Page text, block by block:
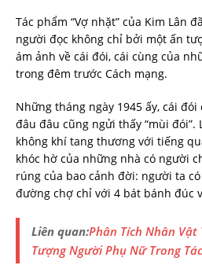
Tác phẩm “Vợ nhặt” của Kim Lân
người đọc không chỉ bởi một ấn
ám ảnh về cái đói, cái cùng của
trong đêm trước Cách mạng.
Những tháng ngày 1945 ấy, cái
đâu đâu cũng ngửi thấy “mùi đói”.
không khí tang thương với tiếng
khóc hờ của những nhà có người
rúng của bao cảnh đời: người ta
đường chợ chỉ với 4 bát bánh đúc
Liên quan:Phân Tích Nhân Vật
Tượng Người Phụ Nữ Trong